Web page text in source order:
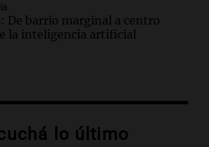
De barrio marginal a centro
la inteligencia artificial
cerveza y licores
lo último